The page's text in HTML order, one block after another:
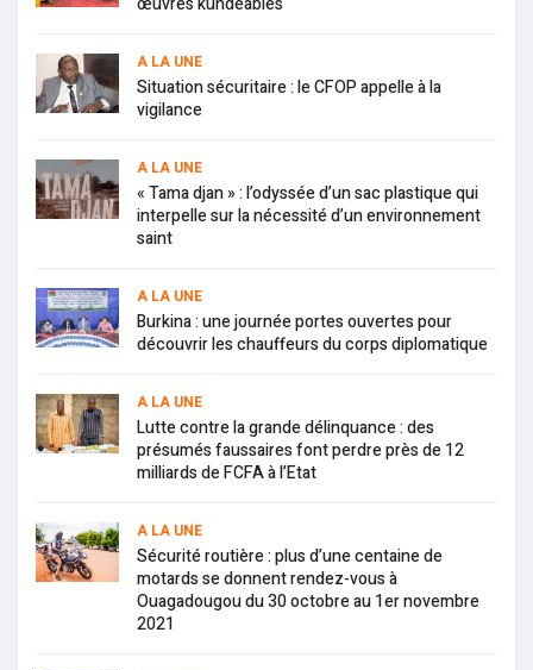
A LA UNE
Situation sécuritaire : le CFOP appelle à la
vigilance
A LA UNE
« Tama djan » : l’odyssée d’un sac plastique qui
interpelle sur la nécessité d’un environnement
saint
A LA UNE
Burkina : une journée portes ouvertes pour
découvrir les chauffeurs du corps diplomatique
A LA UNE
Lutte contre la grande délinquance : des
présumés faussaires font perdre près de 12
milliards de FCFA à l’Etat
A LA UNE
Sécurité routière : plus d’une centaine de
motards se donnent rendez-vous à
Ouagadougou du 30 octobre au 1er novembre
2021